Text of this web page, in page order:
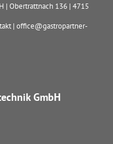
|Obertrattnach 136 |4715
|office@gastropartner-
GmbH